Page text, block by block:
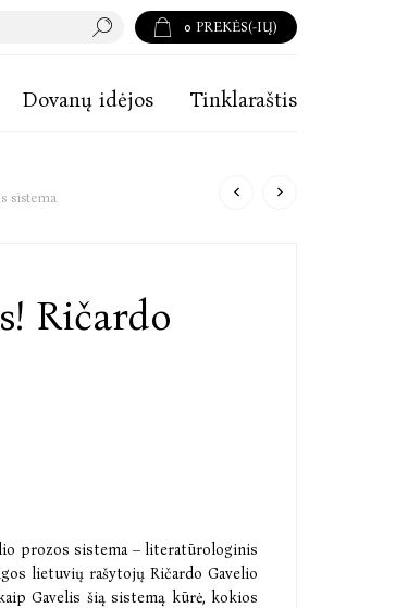
0 PREKĖS(-IŲ)
Dovanų idėjos Tinklaraštis
sistema
Ričardo
prozos sistema – literatūrologinis
lietuvių rašytojų Ričardo Gavelio
Gavelis šią sistemą kūrė, kokios